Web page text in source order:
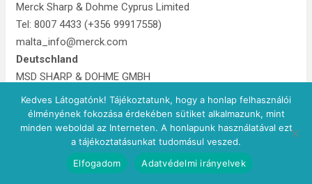
Merck Sharp & Dohme Cyprus Limited
Tel: 8007 4433 (+356 99917558)
malta_info@merck.com
Deutschland
MSD SHARP & DOHME GMBH
Tel: 0800 673 673 673 (+49 (0) 89 4561 2612)
email@msd.de
Nederland
Merck Sharp & Dohme BV
Tel: 0800 9999 000 (+ 31 23 5153153)
Kedves Látogatónk! Tájékoztatunk, hogy a honlap felhasználói
élményének fokozása érdekében sütiket alkalmazunk, mint
minden weboldal az Interneten. A honlapunk használatával ezt
a tájékoztatásunkat tudomásul veszed.
Elfogadom
Adatvédelmi irányelvek